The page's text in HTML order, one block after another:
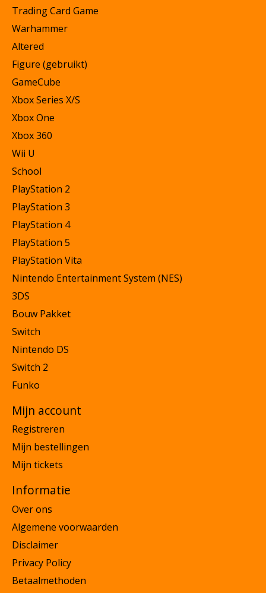
Trading Card Game
Warhammer
Altered
Figure (gebruikt)
GameCube
Xbox Series X/S
Xbox One
Xbox 360
Wii U
School
PlayStation 2
PlayStation 3
PlayStation 4
PlayStation 5
PlayStation Vita
Nintendo Entertainment System (NES)
3DS
Bouw Pakket
Switch
Nintendo DS
Switch 2
Funko
Mijn account
Registreren
Mijn bestellingen
Mijn tickets
Informatie
Over ons
Algemene voorwaarden
Disclaimer
Privacy Policy
Betaalmethoden